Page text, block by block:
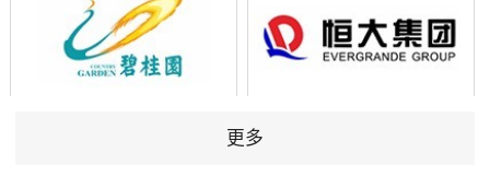
更多